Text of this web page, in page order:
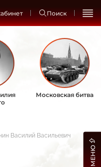
Поиск
Московская битва
Василий Васильевич
МЕНЮ